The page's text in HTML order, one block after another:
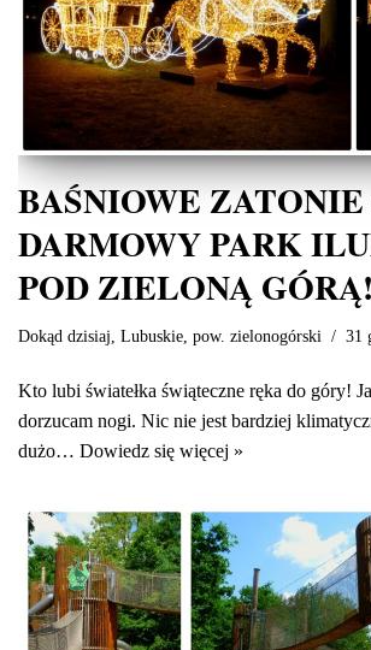
BAŚNIOWE
DARMOWY PARK
POD ZIELONĄ GÓRĄ!
Dokąd dzisiaj Lubuskie pow. zielonogórski 31
Kto lubi światełka świąteczne ręka do góry!
dorzucam nogi. Nic nie jest bardziej
dużo… Dowiedz się więcej »